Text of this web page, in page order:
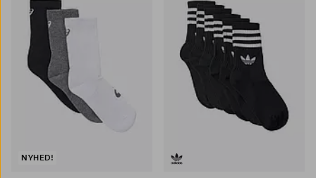
NYHED!
37/39 40/4243/45